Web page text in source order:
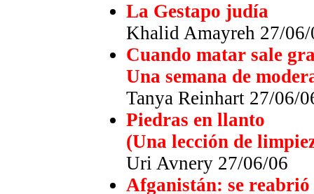
La Gestapo judía
Khalid Amayreh 27/06/
Cuando matar sale
Una semana de
Tanya Reinhart 27/06/
Piedras en llanto
(Una lección de
Uri Avnery 27/06/06
Afganistán: se